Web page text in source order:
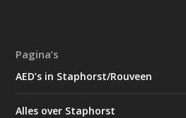
Pagina’s
AED’s in Staphorst/Rouveen
Alles over Staphorst